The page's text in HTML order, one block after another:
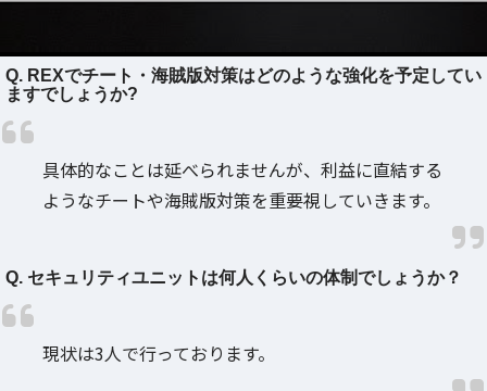
Q. REXでチート・海賊版対策はどのような強化を予定してい
ますでしょうか?
具体的なことは延べられませんが、利益に直結する
ようなチートや海賊版対策を重要視していきます。
Q. セキュリティユニットは何人くらいの体制でしょうか？
現状は3人で行っております。